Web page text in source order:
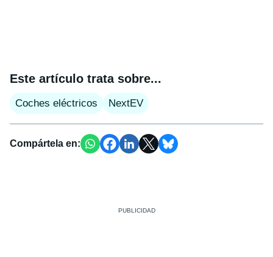
Este artículo trata sobre...
Coches eléctricos NextEV
Compártela en: